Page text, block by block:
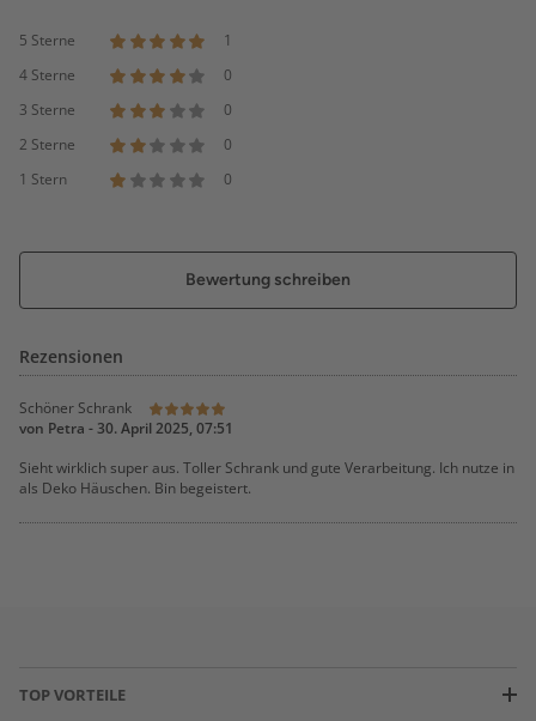
5 Sterne
1
4 Sterne
0
3 Sterne
0
2 Sterne
0
1 Stern
0
Bewertung schreiben
Rezensionen
Schöner Schrank
von Petra - 30. April 2025, 07:51
Sieht wirklich super aus. Toller Schrank und gute Verarbeitung. Ich nutze in
als Deko Häuschen. Bin begeistert.
TOP VORTEILE